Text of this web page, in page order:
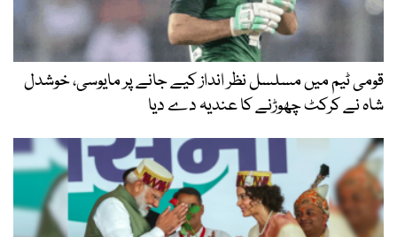
قومی ٹیم میں مسلسل نظر انداز کیے جانے پر مایوسی، خوشدل
شاہ نے کرکٹ چھوڑنے کا عندیہ دے دیا